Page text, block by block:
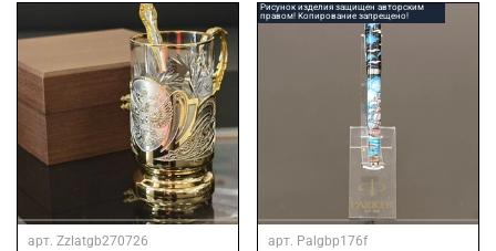
арт. Zzlatgb270726
Рисунок изделия защищен авторским
правом! Копирование запрещено!
арт. Palgbp176f